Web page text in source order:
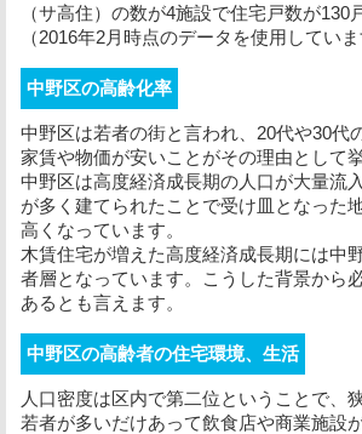
（サ高住）の数が4施設で住宅戸数が
（2016年2月時点のデータを使用していま
中野区の高齢化率
中野区は若者の街と言われ、20代や30
家賃や物価が安いことがその理由として
中野区は高度経済成長期の人口が大量流
が多く建てられたことで受け皿となった
高くなっています。
木賃住宅が増えた高度経済成長期には中
者層となっています。こうした背景から
あるとも言えます。
中野区の高齢者の住宅環境、生活
人口密度は区内で第二位ということで、
若者が多いだけあって飲食店や商業施設